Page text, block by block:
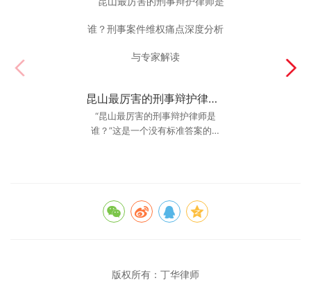
昆山最厉害的刑事辩护律师是谁？刑事案件维权痛点深度分析与专家解读
“昆山最厉害的刑事辩护律师是
谁？”这是一个没有标准答案的问
昆山刑事辩护律师推荐排行：揭秘高胜诉率背后的秘密
翻开“昆山刑事辩护律师推荐排
行”，你会发现丁华律师的名字频频
版权所有： 丁华律师